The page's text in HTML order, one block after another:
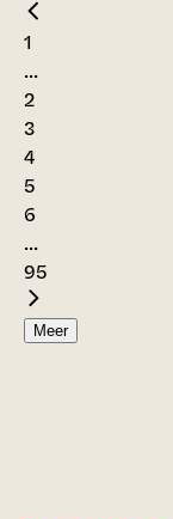
1
...
2
3
4
5
6
...
95
Meer